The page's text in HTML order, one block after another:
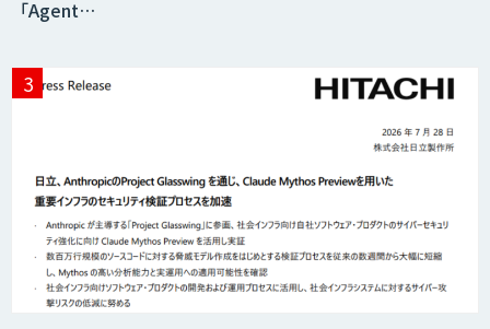
Acompany セキュアチャット
AI価格調査ツールSmapra
「Agent…